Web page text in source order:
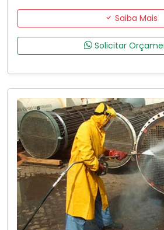
Saiba Mais
Solicitar